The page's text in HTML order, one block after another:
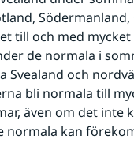
till och med
de normala i
Svealand och
bli normala till
även om det inte
normala kan